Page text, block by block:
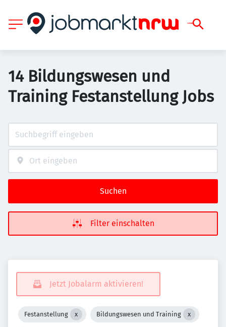
14 Bildungswesen und
Training Festanstellung Jobs
Suchen
Filter einschalten
Jetzt Jobalarm aktivieren!
Festanstellung Bildungswesen und Training